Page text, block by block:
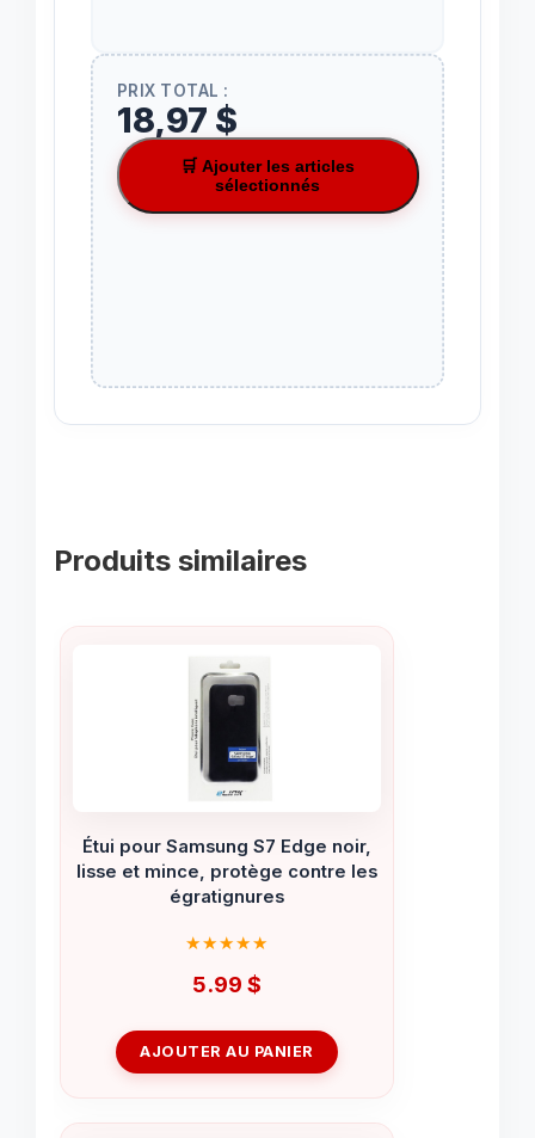
PRIX TOTAL :
18,97 $
🛒 Ajouter les articles
sélectionnés
Produits similaires
Étui pour Samsung S7 Edge noir,
lisse et mince, protège contre les
égratignures
5.99 $
AJOUTER AU PANIER